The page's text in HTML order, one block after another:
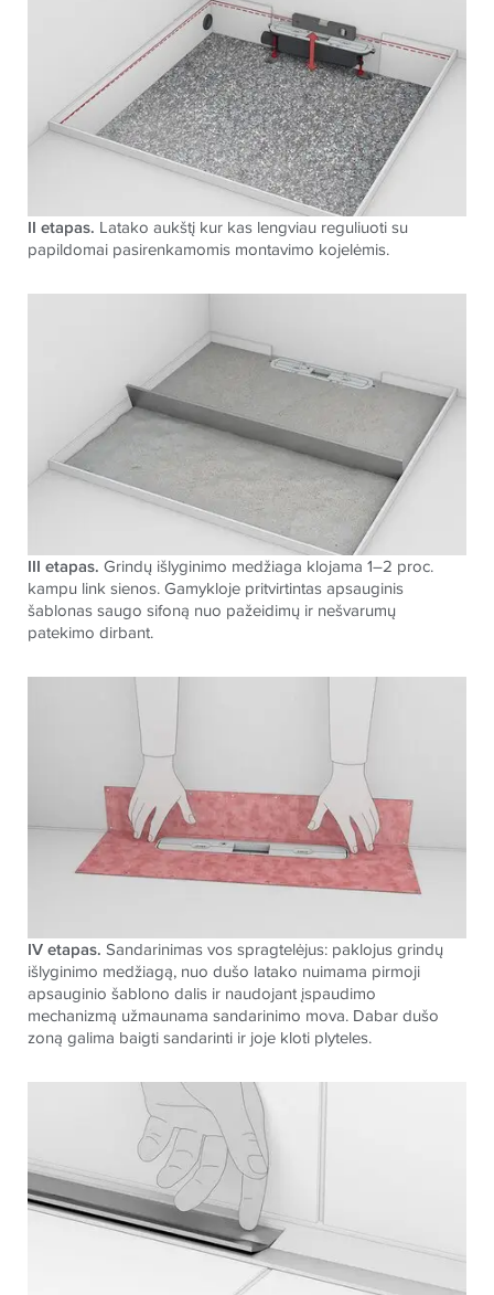
II etapas. Latako aukštį kur kas lengviau reguliuoti su
papildomai pasirenkamomis montavimo kojelėmis.
III etapas. Grindų išlyginimo medžiaga klojama 1–2 proc.
kampu link sienos. Gamykloje pritvirtintas apsauginis
šablonas saugo sifoną nuo pažeidimų ir nešvarumų
patekimo dirbant.
IV etapas. Sandarinimas vos spragtelėjus: paklojus grindų
išlyginimo medžiagą, nuo dušo latako nuimama pirmoji
apsauginio šablono dalis ir naudojant įspaudimo
mechanizmą užmaunama sandarinimo mova. Dabar dušo
zoną galima baigti sandarinti ir joje kloti plyteles.